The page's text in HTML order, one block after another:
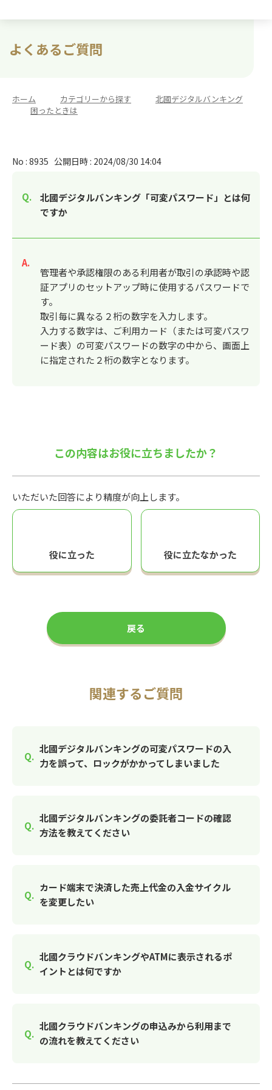
よくあるご質問
ホーム カテゴリーから探す
北國デジタルバンキング
困ったときは
No : 8935 公開日時 : 2024/08/30 14:04
北國デジタルバンキング「可変パスワード」とは何
ですか
管理者や承認権限のある利用者が取引の承認時や認
証アプリのセットアップ時に使用するパスワードで
す。
取引毎に異なる２桁の数字を入力します。
入力する数字は、ご利用カード（または可変パスワ
ード表）の可変パスワードの数字の中から、画面上
に指定された２桁の数字となります。
この内容はお役に立ちましたか？
いただいた回答により精度が向上します。
役に立った 役に立たなかった
戻る
関連するご質問
北國デジタルバンキングの可変パスワードの入
力を誤って、ロックがかかってしまいました
北國デジタルバンキングの委託者コードの確認
方法を教えてください
カード端末で決済した売上代金の入金サイクル
を変更したい
北國クラウドバンキングやATMに表示されるポ
イントとは何ですか
北國クラウドバンキングの申込みから利用まで
の流れを教えてください